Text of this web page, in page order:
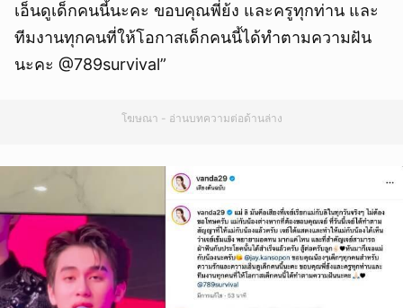
เอ็นดูเด็กคนนี้นะคะ ขอบคุณพี่ย้ง และครูทุกท่าน และ
ทีมงานทุกคนที่ให้โอกาสเด็กคนนี้ได้ทำตามความฝัน
นะคะ @789survival”
โฆษณา - อ่านบทความต่อด้านล่าง